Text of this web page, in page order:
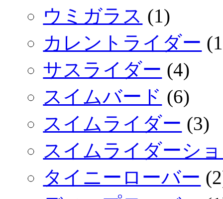
ウミガラス (1)
カレントライダー
サスライダー (4)
スイムバード (6)
スイムライダー (3)
スイムライダーシ
タイニーローバー